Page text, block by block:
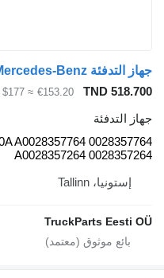
€153.20
≈ $177
9032970A A0028357764
A0028357264